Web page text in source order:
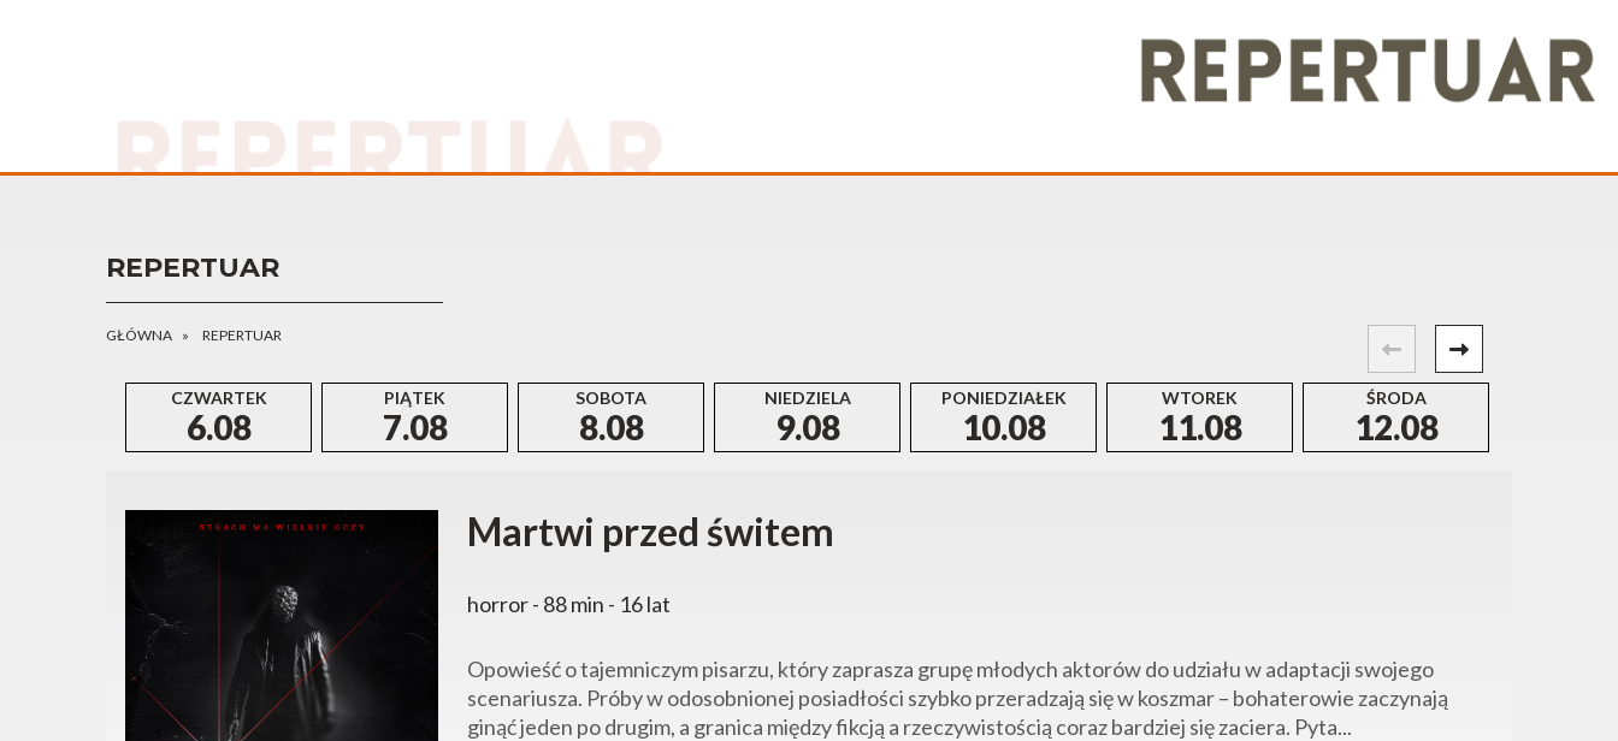
REPERTUAR
GŁÓWNA REPERTUAR
CZWARTEK
6.08
PIĄTEK
7.08
SOBOTA
8.08
NIEDZIELA
9.08
PONIEDZIAŁEK
10.08
WTOREK
11.08
ŚRODA
12.08
Martwi przed świtem
horror - 88 min - 16 lat
Opowieść o tajemniczym pisarzu, który zaprasza grupę młodych aktorów do udziału w adaptacji swojego
scenariusza. Próby w odosobnionej posiadłości szybko przeradzają się w koszmar – bohaterowie zaczynają
ginąć jeden po drugim, a granica między fikcją a rzeczywistością coraz bardziej się zaciera. Pyta...